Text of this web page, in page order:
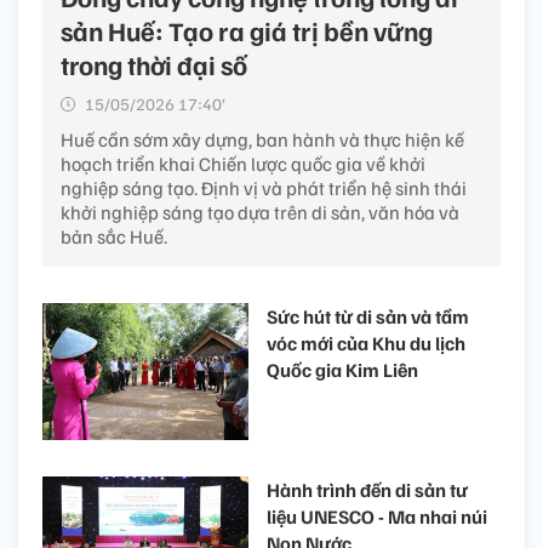
sản Huế: Tạo ra giá trị bền vững
trong thời đại số
15/05/2026 17:40’
Huế cần sớm xây dựng, ban hành và thực hiện kế
hoạch triển khai Chiến lược quốc gia về khởi
nghiệp sáng tạo. Định vị và phát triển hệ sinh thái
khởi nghiệp sáng tạo dựa trên di sản, văn hóa và
bản sắc Huế.
Sức hút từ di sản và tầm
vóc mới của Khu du lịch
Quốc gia Kim Liên
Hành trình đến di sản tư
liệu UNESCO - Ma nhai núi